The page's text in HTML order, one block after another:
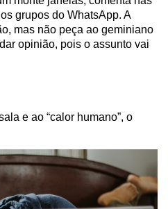
grupos do WhatsApp. A
mas não peça ao geminiano
opinião, pois o assunto vai
e ao “calor humano”, o